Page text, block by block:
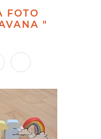
FOTO
"